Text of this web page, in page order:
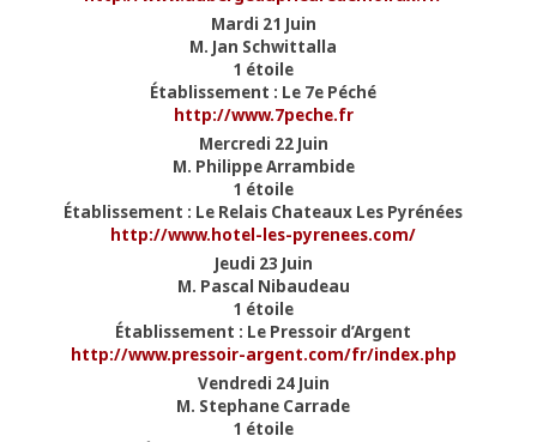
Mardi 21 Juin
M. Jan Schwittalla
1 étoile
Établissement : Le 7e Péché
http://www.7peche.fr
Mercredi 22 Juin
M. Philippe Arrambide
1 étoile
Établissement : Le Relais Chateaux Les Pyrénées
http://www.hotel-les-pyrenees.com/
Jeudi 23 Juin
M. Pascal Nibaudeau
1 étoile
Établissement : Le Pressoir d’Argent
http://www.pressoir-argent.com/fr/index.php
Vendredi 24 Juin
M. Stephane Carrade
1 étoile